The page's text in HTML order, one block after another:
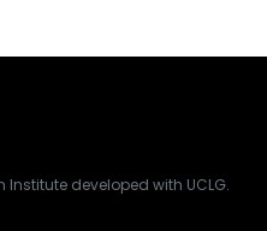
developed with UCLG.